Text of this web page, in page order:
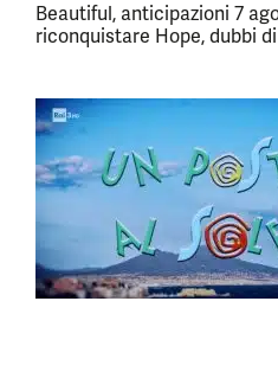
Beautiful, anticipazioni 7
riconquistare Hope, dubbi